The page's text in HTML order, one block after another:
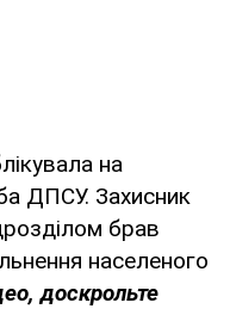
на
ДПСУ. Захисник
брав
населеного
доскрольте